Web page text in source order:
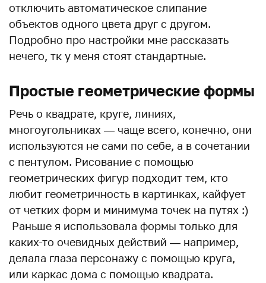
отключить автоматическое слипание
объектов одного цвета друг с другом.
Подробно про настройки мне рассказать
нечего, тк у меня стоят стандартные.
Простые геометрические формы
Речь о квадрате, круге, линиях,
многоугольниках — чаще всего, конечно, они
используются не сами по себе, а в сочетании
с пентулом. Рисование с помощью
геометрических фигур подходит тем, кто
любит геометричность в картинках, кайфует
от четких форм и минимума точек на путях :)
Раньше я использовала формы только для
каких-то очевидных действий — например,
делала глаза персонажу с помощью круга,
или каркас дома с помощью квадрата.